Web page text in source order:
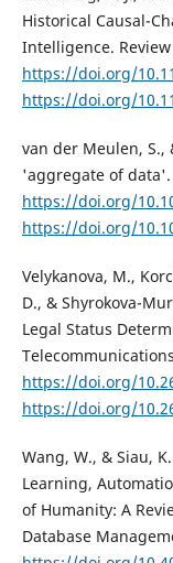
Historical Causal-
Intelligence.
https://doi.org/
https://doi.org/
van der Meulen, S.,
'aggregate of data'.
https://doi.org/
https://doi.org/
Velykanova, M.,
D., & Shyrokova-
Legal Status
https://doi.org/
https://doi.org/
Wang, W., & Siau,
Learning,
of Humanity: A
Database